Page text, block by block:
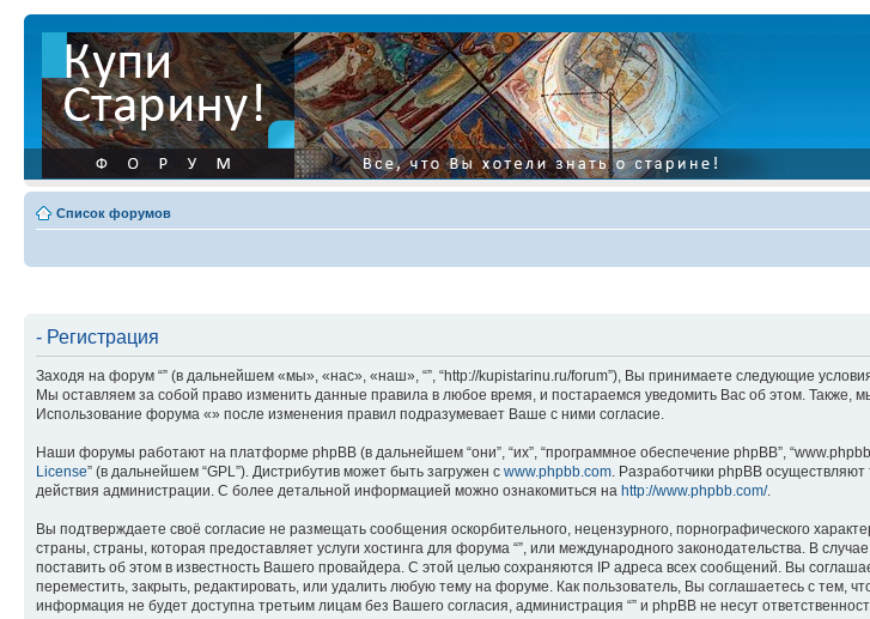
Список форумов
- Регистрация
Заходя на форум “” (в дальнейшем «мы», «нас», «наш», “”, “http://kupistarinu.ru/forum”), Вы принимаете следующие
Мы оставляем за собой право изменить данные правила в любое время, и постараемся уведомить Вас об этом. Также,
Использование форума «» после изменения правил подразумевает Ваше с ними согласие.
Наши форумы работают на платформе phpBB (в дальнейшем “они”, “их”, “программное обеспечение phpBB”,
License” (в дальнейшем “GPL”). Дистрибутив может быть загружен с www.phpbb.com . Разработчики phpBB
действия администрации. С более детальной информацией можно ознакомиться на http://www.phpbb.com/.
Вы подтверждаете своё согласие не размещать сообщения оскорбительного, нецензурного, порнографического
страны, страны, которая предоставляет услуги хостинга для форума “”, или международного законодательства. В
поставить об этом в известность Вашего провайдера. С этой целью сохраняются IP адреса всех сообщений. Вы
переместить, закрыть, редактировать, или удалить любую тему на форуме. Как пользователь, Вы соглашаетесь с тем,
информация не будет доступна третьим лицам без Вашего согласия, администрация “” и phpBB не несут